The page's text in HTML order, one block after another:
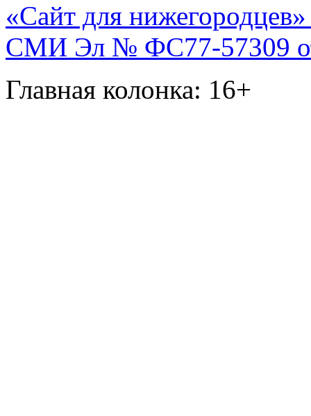
«Сайт для нижегородцев»
СМИ Эл № ФС77-57309
Главная колонка: 16+